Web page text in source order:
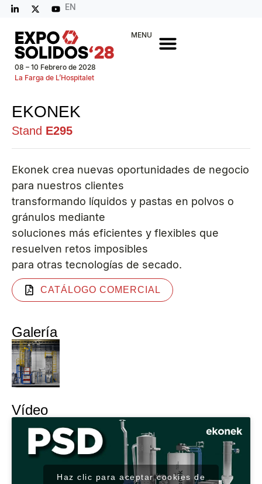
EN
08 – 10 Febrero de 2028
La Farga de L’Hospitalet
MENU
EKONEK
Stand E295
Ekonek crea nuevas oportunidades de negocio
para nuestros clientes
transformando líquidos y pastas en polvos o
gránulos mediante
soluciones más eficientes y flexibles que
resuelven retos imposibles
para otras tecnologías de secado.
CATÁLOGO COMERCIAL
Galería
Vídeo
Haz clic para aceptar cookies de